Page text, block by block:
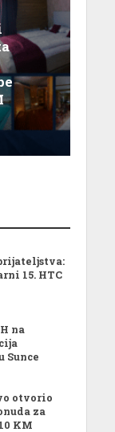
15. HTC
na
Sunce
otvorio
za
KM